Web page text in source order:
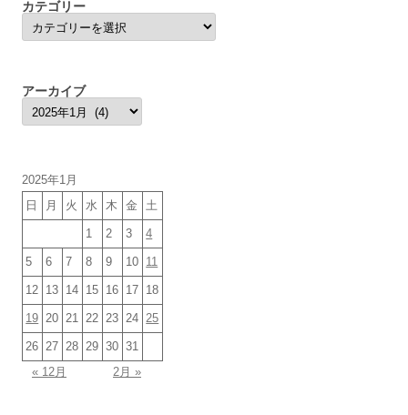
カテゴリー
カ
テ
ゴ
アーカイブ
ア
ー
カ
2025年1月
日
月 火 水 木 金 土
1 2 3 4
5 6 7 8 9 10 11
12 13 14 15 16 17 18
19 20 21 22 23 24 25
26 27 28 29 30 31
« 12月
2月 »